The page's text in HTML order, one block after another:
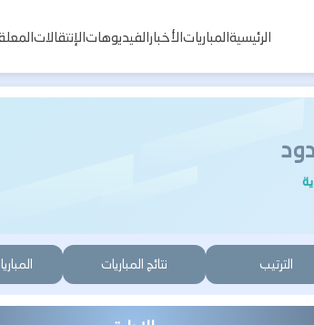
الرئيسيةالمبارياتالأخبارالفيديوهاتالإنتقالات
الترتيب نتائج المباريات